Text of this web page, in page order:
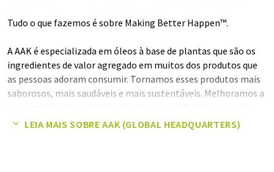
Tudo o que fazemos é sobre Making Better Happen™.
A AAK é especializada em óleos à base de plantas que são os
ingredientes de valor agregado em muitos dos produtos que
as pessoas adoram consumir. Tornamos esses produtos mais
saborosos, mais saudáveis e mais sustentáveis. Melhoramos a
sedosa no chocolate premium, a textura mais suculenta num
LEIA MAIS SOBRE AAK (GLOBAL HEADQUARTERS)